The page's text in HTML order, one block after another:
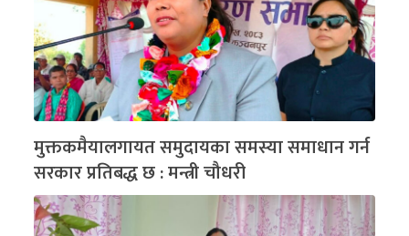
मुक्तकमैयालगायत समुदायका समस्या समाधान गर्न
सरकार प्रतिबद्ध छ : मन्त्री चौधरी